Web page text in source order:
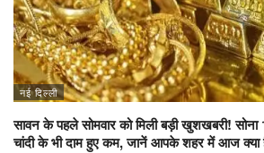
नई दिल्ली
सावन के पहले सोमवार को मिली बड़ी खुशखबरी!
चांदी के भी दाम हुए कम, जानें आपके शहर में आज क्या